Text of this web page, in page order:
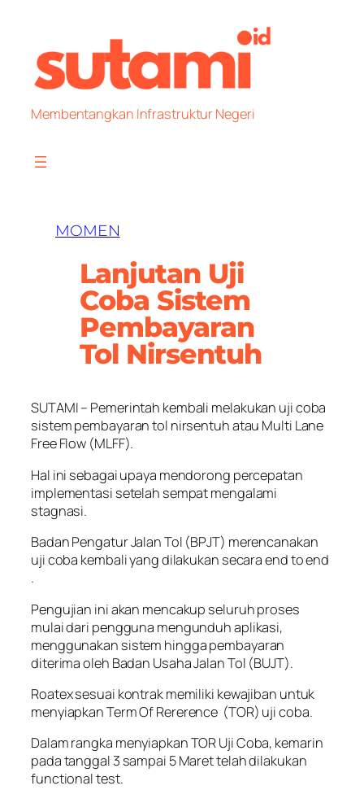
content
Membentangkan Infrastruktur Negeri
MOMEN
Lanjutan Uji
Coba Sistem
Pembayaran
Tol Nirsentuh
SUTAMI – Pemerintah kembali melakukan uji coba
sistem pembayaran tol nirsentuh atau Multi Lane
Free Flow (MLFF).
Hal ini sebagai upaya mendorong percepatan
implementasi setelah sempat mengalami
stagnasi.
Badan Pengatur Jalan Tol (BPJT) merencanakan
uji coba kembali yang dilakukan secara end to end
.
Pengujian ini akan mencakup seluruh proses
mulai dari pengguna mengunduh aplikasi,
menggunakan sistem hingga pembayaran
diterima oleh Badan Usaha Jalan Tol (BUJT).
Roatex sesuai kontrak memiliki kewajiban untuk
menyiapkan Term Of Rererence (TOR) uji coba.
Dalam rangka menyiapkan TOR Uji Coba, kemarin
pada tanggal 3 sampai 5 Maret telah dilakukan
functional test.